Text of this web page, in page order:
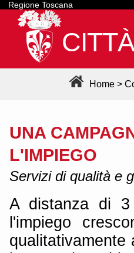
Regione Toscana
Home >
UNA
L'IMPIEGO
Servizi di qualità e
A distanza di
l'impiego
qualitativamente